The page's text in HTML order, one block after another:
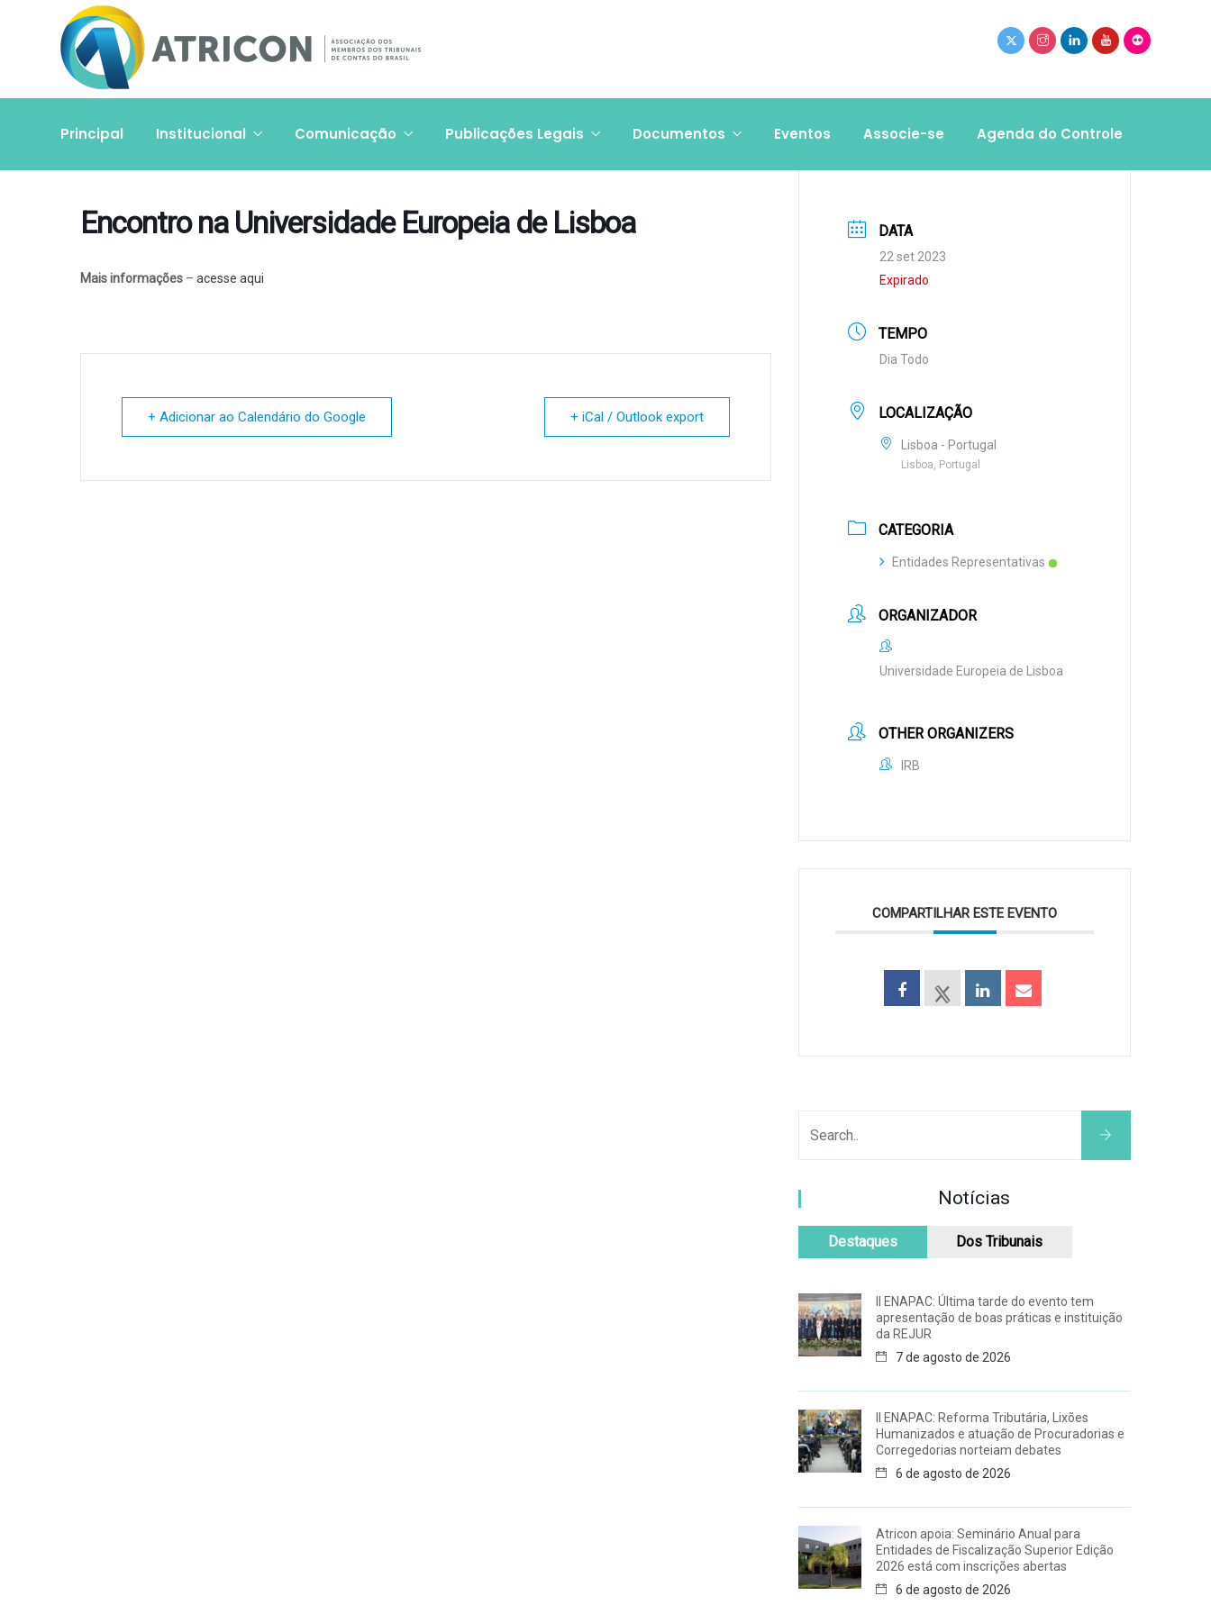
Principal Institucional Comunicação Publicações Legais Documentos Eventos Associe-se Agenda do Controle
Encontro na Universidade Europeia de Lisboa
Mais informações – acesse aqui
+ Adicionar ao Calendário do Google + iCal / Outlook export
DATA
22 set 2023
Expirado
TEMPO
Dia Todo
LOCALIZAÇÃO
Lisboa - Portugal
Lisboa, Portugal
CATEGORIA
Entidades Representativas
ORGANIZADOR
Universidade Europeia de Lisboa
OTHER ORGANIZERS
IRB
COMPARTILHAR ESTE EVENTO
Notícias
Destaques Dos Tribunais
II ENAPAC: Última tarde do evento tem
apresentação de boas práticas e instituição
da REJUR
7 de agosto de 2026
II ENAPAC: Reforma Tributária, Lixões
Humanizados e atuação de Procuradorias e
Corregedorias norteiam debates
6 de agosto de 2026
Atricon apoia: Seminário Anual para
Entidades de Fiscalização Superior Edição
2026 está com inscrições abertas
6 de agosto de 2026